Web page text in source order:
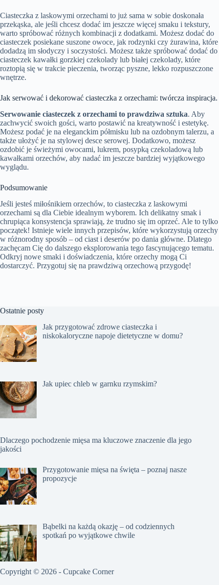
Ciasteczka z laskowymi orzechami to już sama w sobie doskonała
przekąska, ale jeśli chcesz dodać im jeszcze więcej smaku i tekstury,
warto spróbować różnych kombinacji z dodatkami. Możesz dodać do
ciasteczek posiekane suszone owoce, jak rodzynki czy żurawina, które
dodadzą im słodyczy i soczystości. Możesz także spróbować dodać do
ciasteczek kawałki gorzkiej czekolady lub białej czekolady, które
roztopią się w trakcie pieczenia, tworząc pyszne, lekko rozpuszczone
wnętrze.
Jak serwować i dekorować ciasteczka z orzechami: twórcza inspiracja.
Serwowanie ciasteczek z orzechami to prawdziwa sztuka. Aby
zachwycić swoich gości, warto postawić na kreatywność i estetykę.
Możesz podać je na eleganckim półmisku lub na ozdobnym talerzu, a
także ułożyć je na stylowej desce serowej. Dodatkowo, możesz
ozdobić je świeżymi owocami, lukrem, posypką czekoladową lub
kawałkami orzechów, aby nadać im jeszcze bardziej wyjątkowego
wyglądu.
Podsumowanie
Jeśli jesteś miłośnikiem orzechów, to ciasteczka z laskowymi
orzechami są dla Ciebie idealnym wyborem. Ich delikatny smak i
chrupiąca konsystencja sprawiają, że trudno się im oprzeć. Ale to tylko
początek! Istnieje wiele innych przepisów, które wykorzystują orzechy
w różnorodny sposób – od ciast i deserów po dania główne. Dlatego
zachęcam Cię do dalszego eksplorowania tego fascynującego tematu.
Odkryj nowe smaki i doświadczenia, które orzechy mogą Ci
dostarczyć. Przygotuj się na prawdziwą orzechową przygodę!
Ostatnie posty
Jak przygotować zdrowe ciasteczka i
niskokaloryczne napoje dietetyczne w domu?
Jak upiec chleb w garnku rzymskim?
Dlaczego pochodzenie mięsa ma kluczowe znaczenie dla jego
jakości
Przygotowanie mięsa na święta – poznaj nasze
propozycje
Bąbelki na każdą okazję – od codziennych
spotkań po wyjątkowe chwile
Copyright © 2026 - Cupcake Corner